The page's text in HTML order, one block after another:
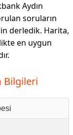
Aydın
soruların
derledik. Harita,
en uygun
Bilgileri